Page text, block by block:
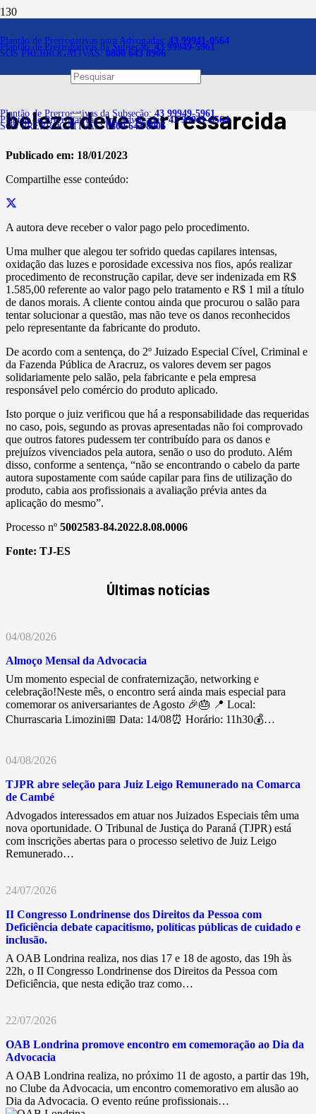
Plantão de Prerrogativas para Advogadas: 43 99941-0564
Plantão de Prerrogativas da Subseção:43 99949-5961
SOS PRERROGATIVAS:0800 643 8906
Plantão de Prerrogativas da Subseção:43 99949-5961
Plantão de Prerrogativas para Advogadas:43 99941-0564
SOS PRERROGATIVAS:0800 643 8906
Cliente que sofreu dano
capilar após tratamento de
beleza deve ser ressarcida
Publicado em: 18/01/2023
Compartilhe esse conteúdo:
A autora deve receber o valor pago pelo procedimento.
Uma mulher que alegou ter sofrido quedas capilares intensas,
oxidação das luzes e porosidade excessiva nos fios, após realizar
procedimento de reconstrução capilar, deve ser indenizada em R$
1.585,00 referente ao valor pago pelo tratamento e R$ 1 mil a título
de danos morais. A cliente contou ainda que procurou o salão para
tentar solucionar a questão, mas não teve os danos reconhecidos
pelo representante da fabricante do produto.
De acordo com a sentença, do 2º Juizado Especial Cível, Criminal e
da Fazenda Pública de Aracruz, os valores devem ser pagos
solidariamente pelo salão, pela fabricante e pela empresa
responsável pelo comércio do produto aplicado.
Isto porque o juiz verificou que há a responsabilidade das requeridas
no caso, pois, segundo as provas apresentadas não foi comprovado
que outros fatores pudessem ter contribuído para os danos e
prejuízos vivenciados pela autora, senão o uso do produto. Além
disso, conforme a sentença, “não se encontrando o cabelo da parte
autora supostamente com saúde capilar para fins de utilização do
produto, cabia aos profissionais a avaliação prévia antes da
aplicação do mesmo”.
Processo nº 5002583-84.2022.8.08.0006
Fonte: TJ-ES
Últimas notícias
04/08/2026
Almoço Mensal da Advocacia
Um momento especial de confraternização, networking e
celebração!Neste mês, o encontro será ainda mais especial para
comemorar os aniversariantes de Agosto 🎉🎂 📍 Local:
Churrascaria Limozini📅 Data: 14/08⏰ Horário: 11h30💰…
04/08/2026
TJPR abre seleção para Juiz Leigo Remunerado na Comarca
de Cambé
Advogados interessados em atuar nos Juizados Especiais têm uma
nova oportunidade. O Tribunal de Justiça do Paraná (TJPR) está
com inscrições abertas para o processo seletivo de Juiz Leigo
Remunerado…
24/07/2026
II Congresso Londrinense dos Direitos da Pessoa com
Deficiência debate capacitismo, políticas públicas de cuidado e
inclusão.
A OAB Londrina realiza, nos dias 17 e 18 de agosto, das 19h às
22h, o II Congresso Londrinense dos Direitos da Pessoa com
Deficiência, que nesta edição traz como…
22/07/2026
OAB Londrina promove encontro em comemoração ao Dia da
Advocacia
A OAB Londrina realiza, no próximo 11 de agosto, a partir das 19h,
no Clube da Advocacia, um encontro comemorativo em alusão ao
Dia da Advocacia. O evento reúne profissionais…